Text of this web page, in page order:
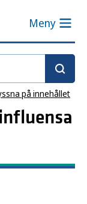
Meny
på innehållet